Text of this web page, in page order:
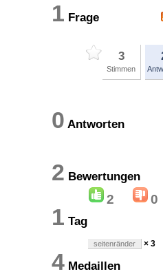
1 Frage
3
Stimmen
0
2
2 0
1 Tag
seitenränder × 3
4 Medaillen